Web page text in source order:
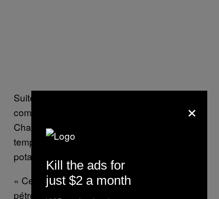
Suite à l’accident de train de 2013, toutes les
communautés vivant le long de la rivière
Chaudière avaient été forcées de se tourner
temporairement vers d’autres sources d’eau
potable.
« Ces dernières années, les quantités de
pétrole transitant à travers le Québec ont
×
Kill the ads for
just $2 a month